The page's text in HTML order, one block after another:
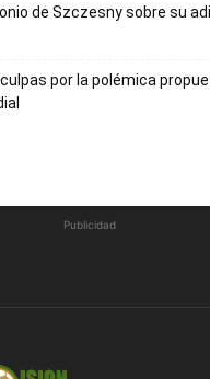
de Szczesny sobre su
por la polémica
Publicidad